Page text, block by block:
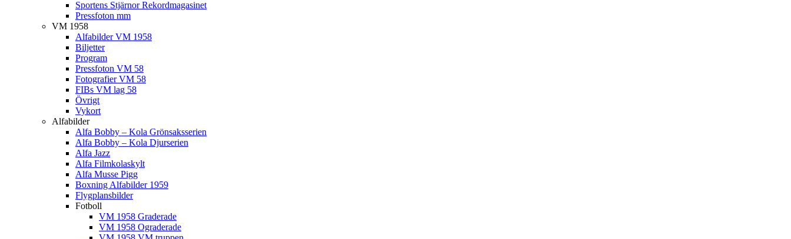
Sportens Stjärnor Rekordmagasinet
Pressfoton mm
VM 1958
Alfabilder VM 1958
Biljetter
Program
Pressfoton VM 58
Fotografier VM 58
FIBs VM lag 58
Övrigt
Vykort
Alfabilder
Alfa Bobby – Kola Grönsaksserien
Alfa Bobby – Kola Djurserien
Alfa Jazz
Alfa Filmkolaskylt
Alfa Musse Pigg
Boxning Alfabilder 1959
Flygplansbilder
Fotboll
VM 1958 Graderade
VM 1958 Ograderade